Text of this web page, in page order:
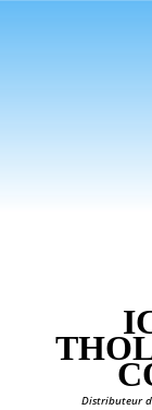
Distributeur